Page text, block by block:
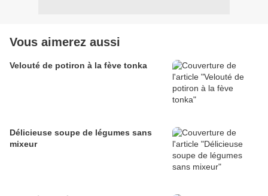
Vous aimerez aussi
Velouté de potiron à la fève tonka
Délicieuse soupe de légumes sans
mixeur